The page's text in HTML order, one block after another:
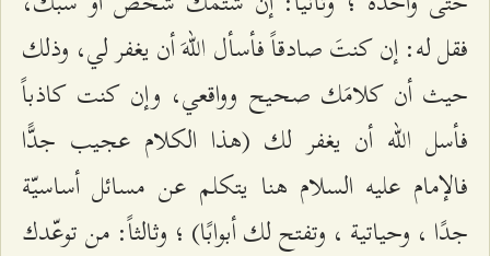
فقل له: إن كنتَ صادقاً فأسأل اللهَ أن يغفر لي، وذلك
حيث أن كلامَك صحيح وواقعي، وإن كنت كاذباً
فأسل الله أن يغفر لك (هذا الكلام عجيب جدًّا
فالإمام عليه السلام هنا يتكلم عن مسائل أساسيّة
جدًا ، وحياتية ، وتفتح لك أبوابًا) ؛ وثالثاً: من توعّدك